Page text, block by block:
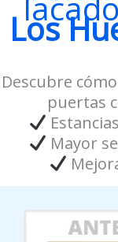
Los
Descubre
puertas
Mayor